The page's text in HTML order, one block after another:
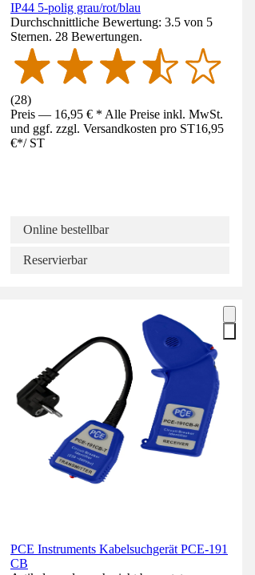
IP44 5-polig grau/rot/blau
Durchschnittliche Bewertung: 3.5 von 5
Sternen. 28 Bewertungen.
(28)
Preis — 16,95 € * Alle Preise inkl. MwSt.
und ggf. zzgl. Versandkosten pro ST16,95
€*/ ST
Online bestellbar
Reservierbar
PCE Instruments Kabelsuchgerät PCE-191
CB